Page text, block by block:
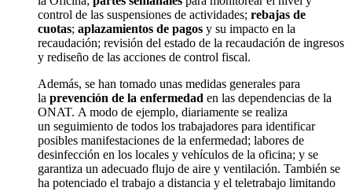
control de las suspensiones de actividades; rebajas de
cuotas; aplazamientos de pagos y su impacto en la
recaudación; revisión del estado de la recaudación de ingresos
y rediseño de las acciones de control fiscal.
Además, se han tomado unas medidas generales para
la prevención de la enfermedad en las dependencias de la
ONAT. A modo de ejemplo, diariamente se realiza
un seguimiento de todos los trabajadores para identificar
posibles manifestaciones de la enfermedad; labores de
desinfección en los locales y vehículos de la oficina; y se
garantiza un adecuado flujo de aire y ventilación. También se
ha potenciado el trabajo a distancia y el teletrabajo limitando